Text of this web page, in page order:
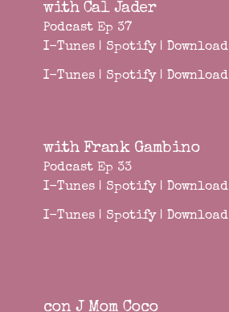
with Cal Jader
Podcast Ep 37
I-Tunes | Spotify| Download
I-Tunes | Spotify| Download
with Frank Gambino
Podcast Ep 33
I-Tunes | Spotify| Download
I-Tunes | Spotify| Download
con J Mom Coco